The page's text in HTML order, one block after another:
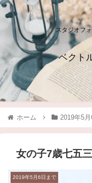
スタジオフ
ベクト
ホーム 2019年5
女の子7歳七五
2019年5月6日まで